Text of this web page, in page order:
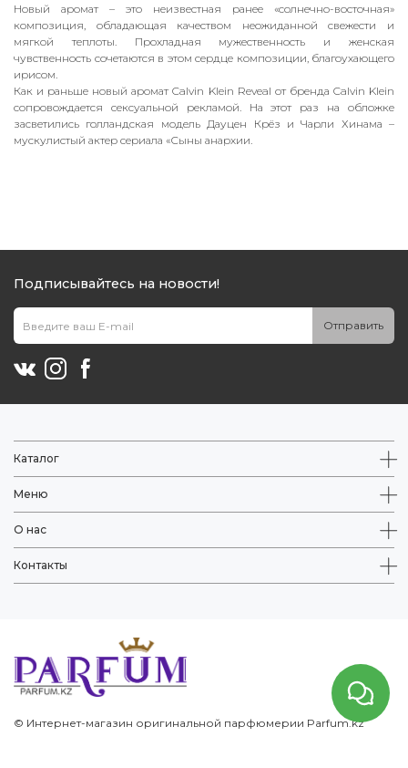
Новый аромат – это неизвестная ранее «солнечно-восточная»
композиция, обладающая качеством неожиданной свежести и
мягкой теплоты. Прохладная мужественность и женская
чувственность сочетаются в этом сердце композиции, благоухающего
ирисом.
Как и раньше новый аромат Calvin Klein Reveal от бренда Calvin Klein
сопровождается сексуальной рекламой. На этот раз на обложке
засветились голландская модель Дауцен Крёз и Чарли Хинама –
мускулистый актер сериала «Сыны анархии.
Подписывайтесь на новости!
Отправить
Каталог
Меню
О нас
Контакты
© Интернет-магазин оригинальной парфюмерии Parfum.kz